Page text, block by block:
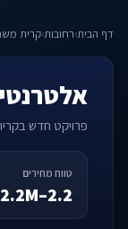
דף הבית›רחובות›קרית
פרויקט חדש
טווח מחירים
2.2–2.2M ₪